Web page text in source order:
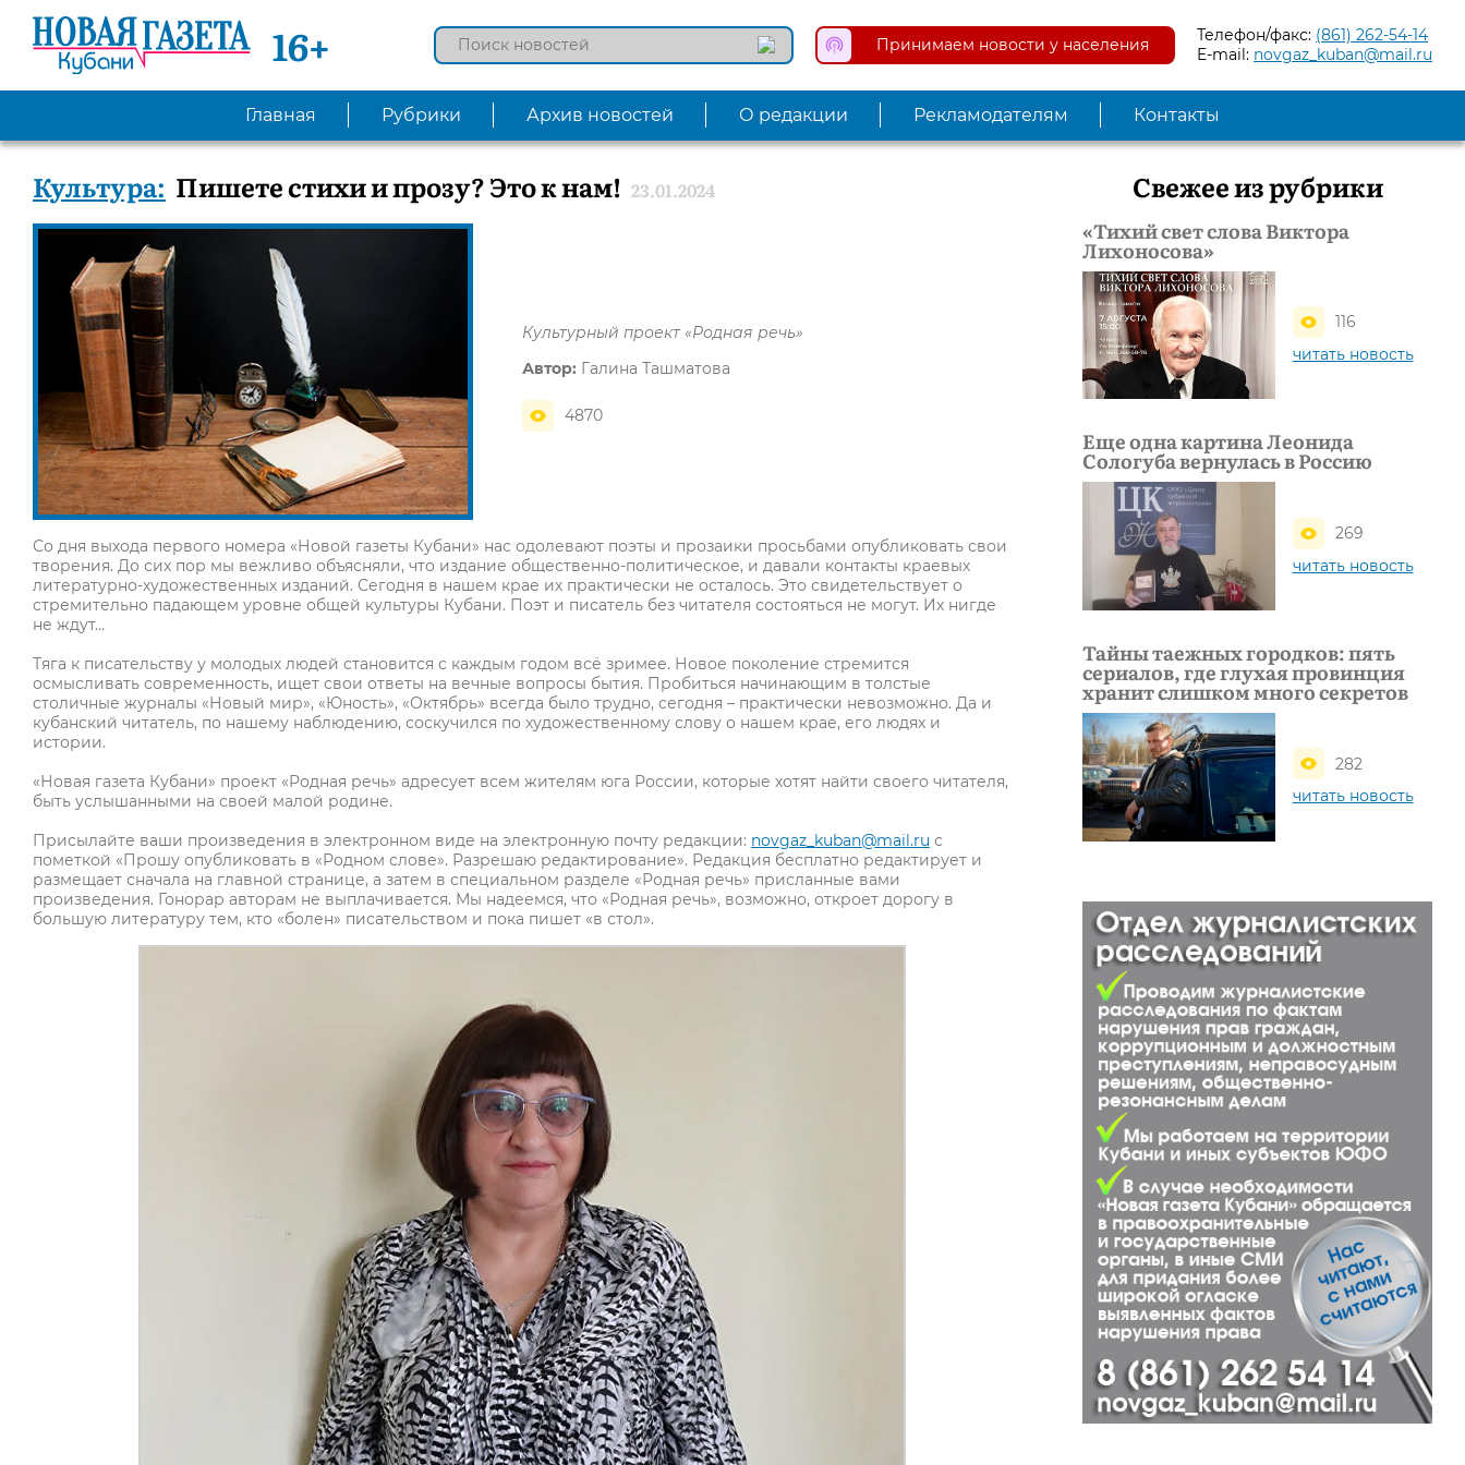
16+ Принимаем новости у населения Телефон/факс: (861) 262-54-14
E-mail: novgaz_kuban@mail.ru
Главная Рубрики Архив новостей О редакции Рекламодателям Контакты
Культура: Пишете стихи и прозу? Это к нам! 23.01.2024
Культурный проект «Родная речь»
Автор: Галина Ташматова
4870
Со дня выхода первого номера «Новой газеты Кубани» нас одолевают поэты и прозаики просьбами опубликовать свои
творения. До сих пор мы вежливо объясняли, что издание общественно-политическое, и давали контакты краевых
литературно-художественных изданий. Сегодня в нашем крае их практически не осталось. Это свидетельствует о
стремительно падающем уровне общей культуры Кубани. Поэт и писатель без читателя состояться не могут. Их нигде
не ждут…
Тяга к писательству у молодых людей становится с каждым годом всё зримее. Новое поколение стремится
осмысливать современность, ищет свои ответы на вечные вопросы бытия. Пробиться начинающим в толстые
столичные журналы «Новый мир», «Юность», «Октябрь» всегда было трудно, сегодня – практически невозможно. Да и
кубанский читатель, по нашему наблюдению, соскучился по художественному слову о нашем крае, его людях и
истории.
«Новая газета Кубани» проект «Родная речь» адресует всем жителям юга России, которые хотят найти своего читателя,
быть услышанными на своей малой родине.
Присылайте ваши произведения в электронном виде на электронную почту редакции: novgaz_kuban@mail.ru с
пометкой «Прошу опубликовать в «Родном слове». Разрешаю редактирование». Редакция бесплатно редактирует и
размещает сначала на главной странице, а затем в специальном разделе «Родная речь» присланные вами
произведения. Гонорар авторам не выплачивается. Мы надеемся, что «Родная речь», возможно, откроет дорогу в
большую литературу тем, кто «болен» писательством и пока пишет «в стол».
Свежее из рубрики
«Тихий свет слова Виктора
Лихоносова»
116
читать новость
Еще одна картина Леонида
Сологуба вернулась в Россию
269
читать новость
Тайны таежных городков: пять
сериалов, где глухая провинция
хранит слишком много секретов
282
читать новость